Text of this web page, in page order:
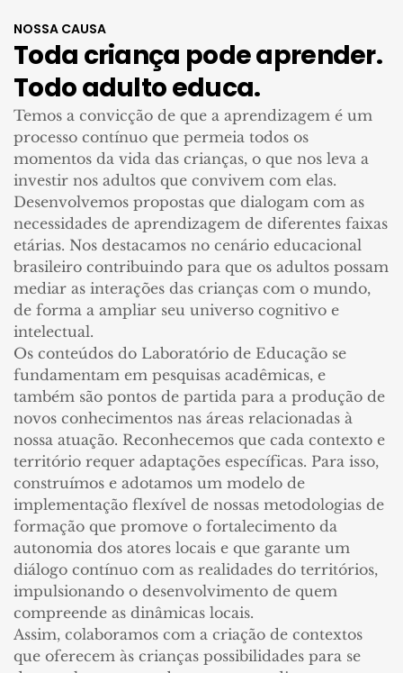
NOSSA CAUSA
Toda criança pode aprender.
Todo adulto educa.
Temos a convicção de que a aprendizagem é um
processo contínuo que permeia todos os
momentos da vida das crianças, o que nos leva a
investir nos adultos que convivem com elas.
Desenvolvemos propostas que dialogam com as
necessidades de aprendizagem de diferentes faixas
etárias. Nos destacamos no cenário educacional
brasileiro contribuindo para que os adultos possam
mediar as interações das crianças com o mundo,
de forma a ampliar seu universo cognitivo e
intelectual.
Os conteúdos do Laboratório de Educação se
fundamentam em pesquisas acadêmicas, e
também são pontos de partida para a produção de
novos conhecimentos nas áreas relacionadas à
nossa atuação. Reconhecemos que cada contexto e
território requer adaptações específicas. Para isso,
construímos e adotamos um modelo de
implementação flexível de nossas metodologias de
formação que promove o fortalecimento da
autonomia dos atores locais e que garante um
diálogo contínuo com as realidades do territórios,
impulsionando o desenvolvimento de quem
compreende as dinâmicas locais.
Assim, colaboramos com a criação de contextos
que oferecem às crianças possibilidades para se